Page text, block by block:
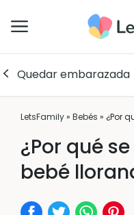
Quedar embarazada
LetsFamily» Bebés » ¿Por
¿Por qué
bebé